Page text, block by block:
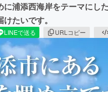
浦添西海岸をテーマにし
たいです。
LINEで送る URLコピー